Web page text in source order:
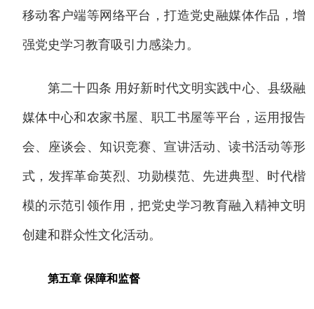
移动客户端等网络平台，打造党史融媒体作品，增
强党史学习教育吸引力感染力。
第二十四条 用好新时代文明实践中心、县级融
媒体中心和农家书屋、职工书屋等平台，运用报告
会、座谈会、知识竞赛、宣讲活动、读书活动等形
式，发挥革命英烈、功勋模范、先进典型、时代楷
模的示范引领作用，把党史学习教育融入精神文明
创建和群众性文化活动。
第五章 保障和监督